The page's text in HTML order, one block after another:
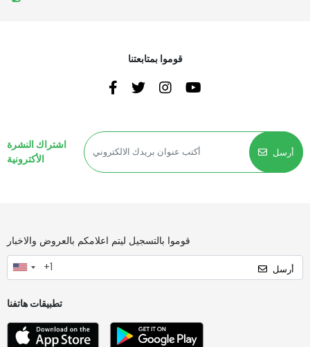
قوموا بمتابعتنا
اشتراك النشرة
الأكترونية
أرسل
قوموا بالتسجيل ليتم اعلامكم بالعروض والاخبار
أرسل
تطبيقات هاتفنا